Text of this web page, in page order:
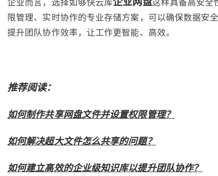
企业而言，选择如够快云库
这样具备高安全
限管理、实时协作的专业存储方案，可以确保数据安
提升团队协作效率，让工作更智能、高效。
推荐阅读：
如何制作共享网盘文件并设置权限管理？
如何解决超大文件怎么共享的问题？
如何建立高效的企业级知识库以提升团队协作？